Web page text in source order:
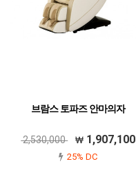
브람스 토파즈 안마의자
2,530,000 1,907,100
25% DC